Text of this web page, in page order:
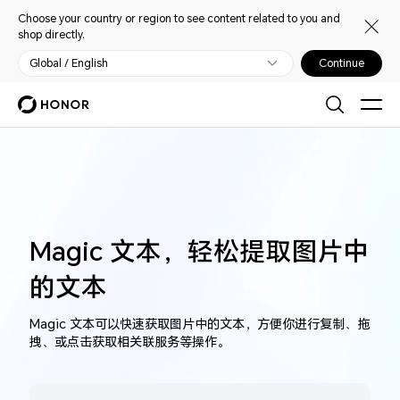
Choose your country or region to see content related to you and
shop directly.
Global / English Continue
Magic 文本，轻松提取图片中
的文本
Magic 文本可以快速获取图片中的文本，方便你进行复制、拖
拽、或点击获取相关联服务等操作。